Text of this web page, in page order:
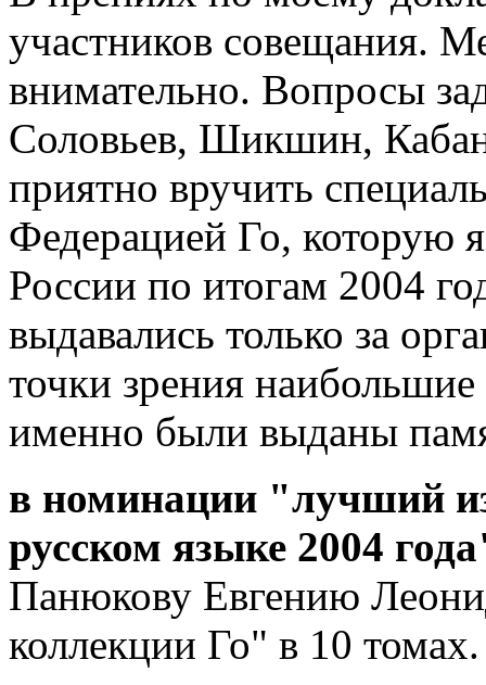
участников совещания.
внимательно. Вопросы
Соловьев, Шикшин,
приятно вручить
Федерацией Го, которую
России по итогам 2004
выдавались только за
точки зрения
именно были выданы
в номинации "лучший
русском языке 2004
Панюкову Евгению
коллекции Го" в 10 томах.